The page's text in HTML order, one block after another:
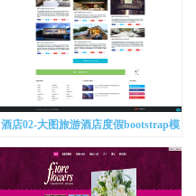
酒店02-大图旅游酒店度假bootstrap模
板